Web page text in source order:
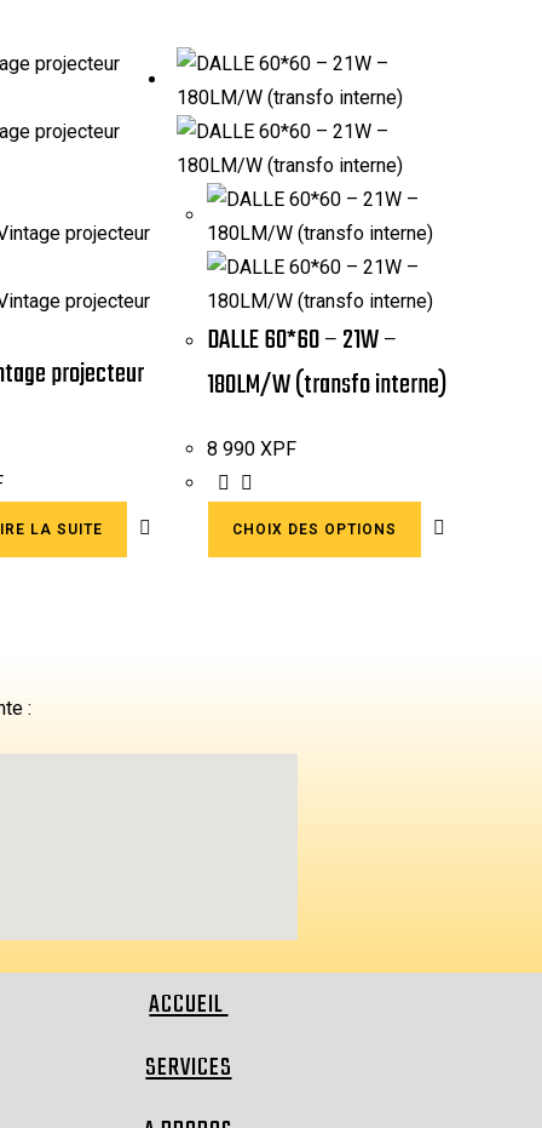
projecteur
LA SUITE
DALLE 60*60 – 21W –
180LM/W (transfo interne)
8 990 XPF
CHOIX DES OPTIONS
:
ACCUEIL
SERVICES